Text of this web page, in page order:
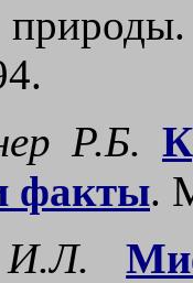
Р.Б.
факты.